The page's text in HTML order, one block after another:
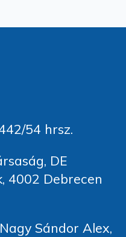
54 hrsz.
DE
4002 Debrecen
Nagy Sándor Alex,